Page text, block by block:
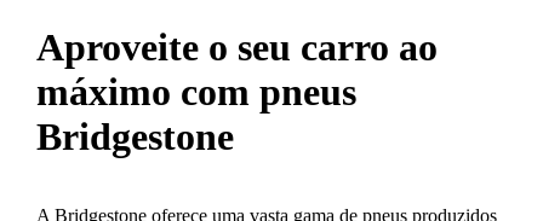
Aproveite o seu carro ao
máximo com pneus
Bridgestone
A Bridgestone oferece uma vasta gama de pneus produzidos